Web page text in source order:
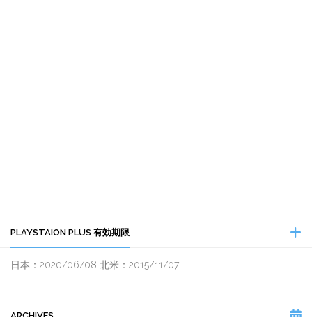
PLAYSTAION PLUS 有効期限
日本：2020/06/08 北米：2015/11/07